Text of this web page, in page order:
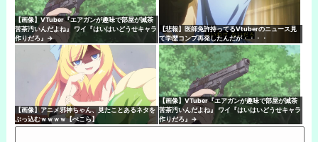
【画像】VTuber『エアガンが趣味で部屋が滅茶
苦茶汚いんだよね』 ワイ『はいはいどうせキャラ
作りだろ』→
【悲報】医師免許持ってるVtuberのニュース見
て学歴コンプ再発したんだが・・・・
【画像】アニメ邪神ちゃん、見たことあるネタを
ぶっ込むｗｗｗｗ【ぺこら】
【画像】VTuber『エアガンが趣味で部屋が滅茶
苦茶汚いんだよね』 ワイ『はいはいどうせキャラ
作りだろ』→